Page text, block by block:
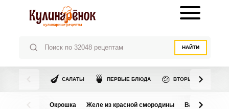
НАЙТИ
🍆 САЛАТЫ 🍵 ПЕРВЫЕ БЛЮДА 🍲 ВТОРЫЕ БЛЮДА
Окрошка Желе из красной смородины Варенье из